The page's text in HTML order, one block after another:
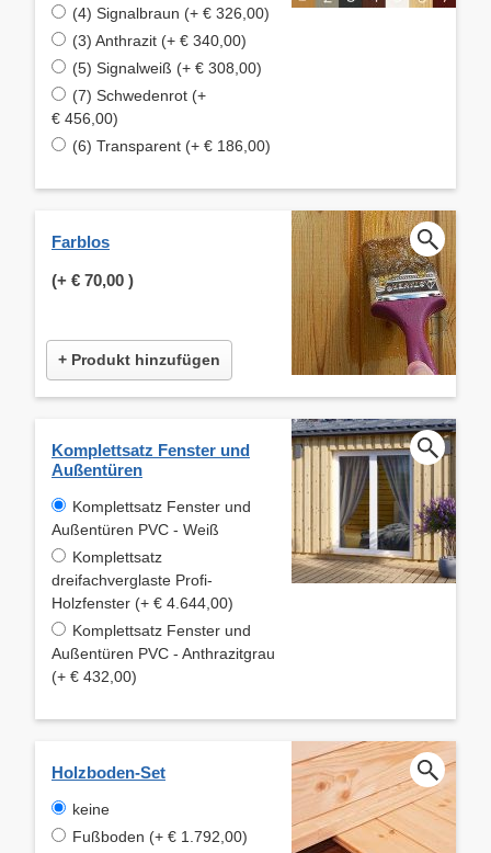
(4) Signalbraun (+ € 326,00)
(3) Anthrazit (+ € 340,00)
(5) Signalweiß (+ € 308,00)
(7) Schwedenrot (+
€ 456,00)
(6) Transparent (+ € 186,00)
Farblos
(+ € 70,00 )
+ Produkt hinzufügen
Komplettsatz Fenster und
Außentüren
Komplettsatz Fenster und
Außentüren PVC - Weiß
Komplettsatz
dreifachverglaste Profi-
Holzfenster (+ € 4.644,00)
Komplettsatz Fenster und
Außentüren PVC - Anthrazitgrau
(+ € 432,00)
Holzboden-Set
keine
Fußboden (+ € 1.792,00)